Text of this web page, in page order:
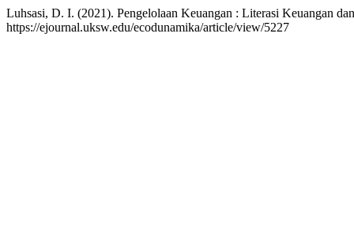
Luhsasi, D. I. (2021). Pengelolaan Keuangan : Literasi Keuangan
https://ejournal.uksw.edu/ecodunamika/article/view/5227